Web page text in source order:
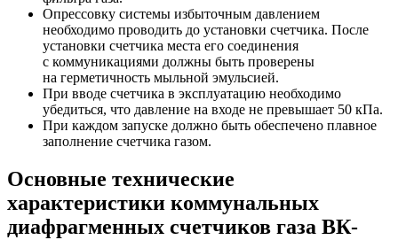
Опрессовку системы избыточным давлением
необходимо проводить до установки счетчика. После
установки счетчика места его соединения
с коммуникациями должны быть проверены
на герметичность мыльной эмульсией.
При вводе счетчика в эксплуатацию необходимо
убедиться, что давление на входе не превышает 50 кПа.
При каждом запуске должно быть обеспечено плавное
заполнение счетчика газом.
Основные технические
характеристики коммунальных
диафрагменных счетчиков газа ВК-